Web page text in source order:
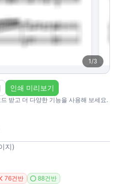
1/3
받고 더 다양한 기능을 사용해 보세요.
인쇄 미리보기
지)
76건반 88건반